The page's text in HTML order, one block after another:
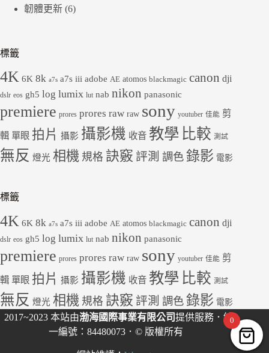
韌體更新 (6)
標籤
4K 6K 8k a7s a7s iii adobe AE atomos blackmagic canon dji
dslr eos gh5 log lumix lut nab nikon panasonic
premiere prores prores raw raw sony youtuber 佳能 剪
輯 單眼 拍片 攝影 攝影機 收音 教學 比較 測試
無反 燈光 相機 規格 訣竅 評測 調色 錄影 電影
標籤
4K 6K 8k a7s a7s iii adobe AE atomos blackmagic canon dji
dslr eos gh5 log lumix lut nab nikon panasonic
premiere prores prores raw raw sony youtuber 佳能 剪
輯 單眼 拍片 攝影 攝影機 收音 教學 比較 測試
無反 燈光 相機 規格 訣竅 評測 調色 錄影 電影
2017~2023 本站由渤海國際事業有限公司提供服務．統
一編號：84480073．© 版權所有
0